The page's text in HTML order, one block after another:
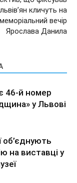
кличуть на
меморіальний вечір
Ярослава Данила
46-й номер
у Львові
об’єднують
на виставці у